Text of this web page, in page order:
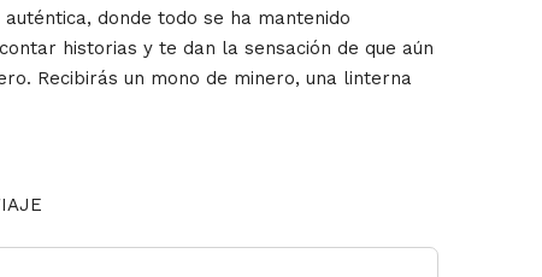
donde todo se ha mantenido
historias y te dan la sensación de que aún
Recibirás un mono de minero, una linterna